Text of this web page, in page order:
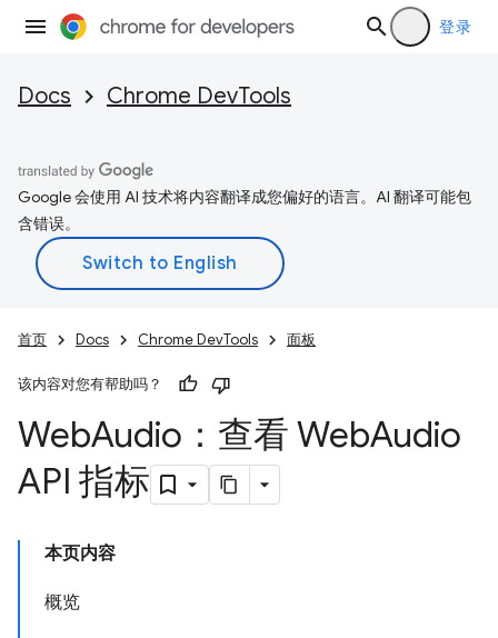
登录
Docs Chrome DevTools
Google 会使用 AI 技术将内容翻译成您偏好的语言。AI 翻译可能包
含错误。
首页 Docs Chrome DevTools 面板
该内容对您有帮助吗？
WebAudio：查看 WebAudio
API 指标
本页内容
概览